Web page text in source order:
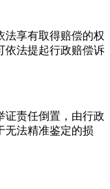
法享有取得赔偿的权
依法提起行政赔偿诉
证责任倒置，由行政
无法精准鉴定的损